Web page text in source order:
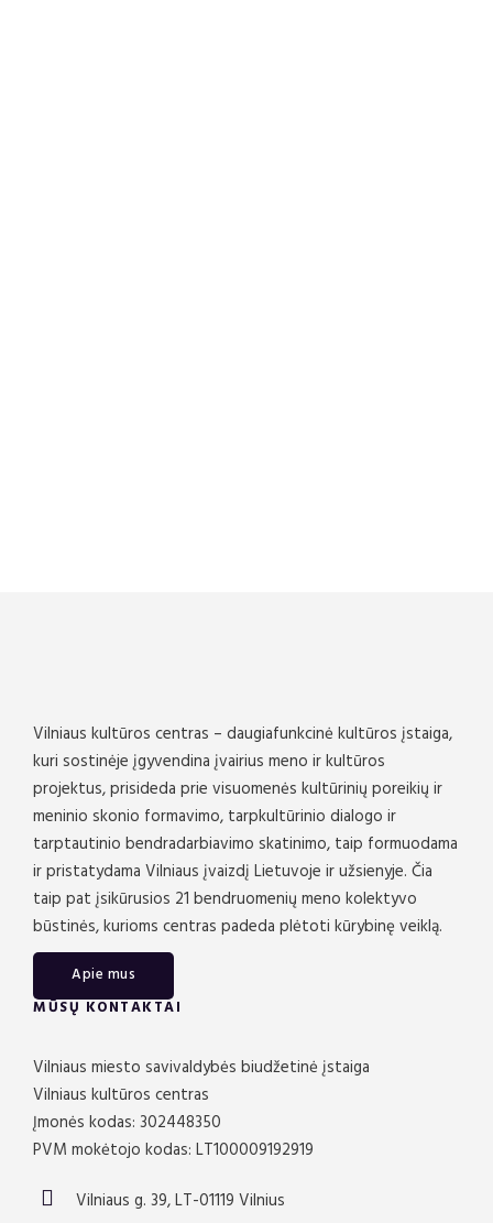
Vilniaus kultūros centras – daugiafunkcinė kultūros įstaiga,
kuri sostinėje įgyvendina įvairius meno ir kultūros
projektus, prisideda prie visuomenės kultūrinių poreikių ir
meninio skonio formavimo, tarpkultūrinio dialogo ir
tarptautinio bendradarbiavimo skatinimo, taip formuodama
ir pristatydama Vilniaus įvaizdį Lietuvoje ir užsienyje. Čia
taip pat įsikūrusios 21 bendruomenių meno kolektyvo
būstinės, kurioms centras padeda plėtoti kūrybinę veiklą.
Apie mus
MŪSŲ KONTAKTAI
Vilniaus miesto savivaldybės biudžetinė įstaiga
Vilniaus kultūros centras
Įmonės kodas: 302448350
PVM mokėtojo kodas: LT100009192919
Vilniaus g. 39, LT-01119 Vilnius